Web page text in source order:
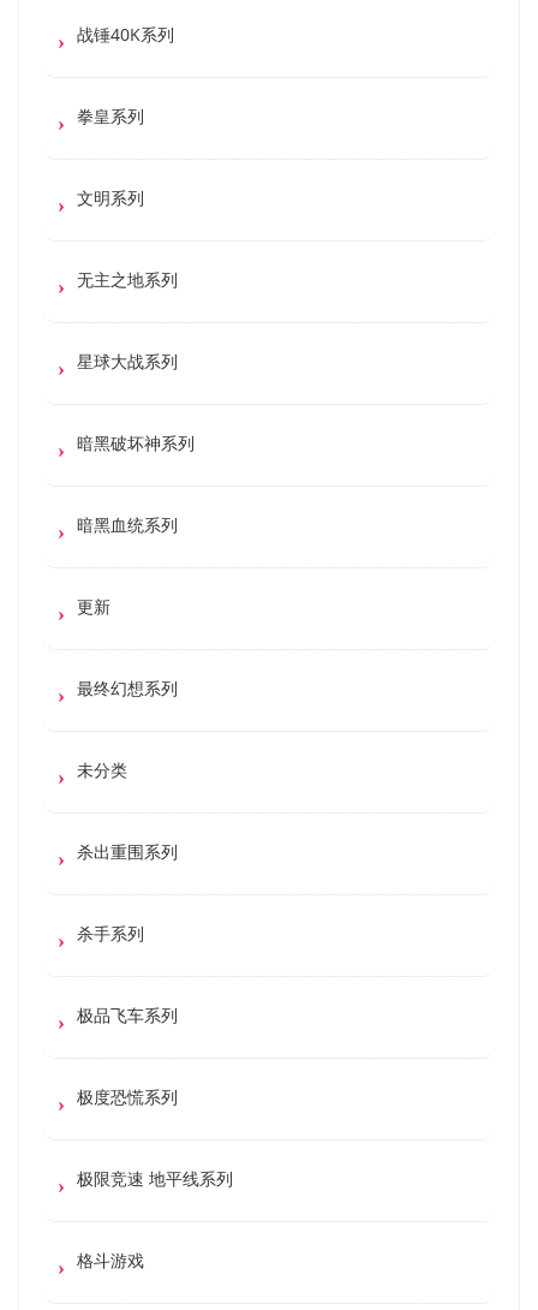
战锤40K系列
拳皇系列
文明系列
无主之地系列
星球大战系列
暗黑破坏神系列
暗黑血统系列
更新
最终幻想系列
未分类
杀出重围系列
杀手系列
极品飞车系列
极度恐慌系列
极限竞速 地平线系列
格斗游戏